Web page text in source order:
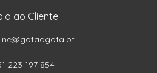
ao Cliente
223 197 854